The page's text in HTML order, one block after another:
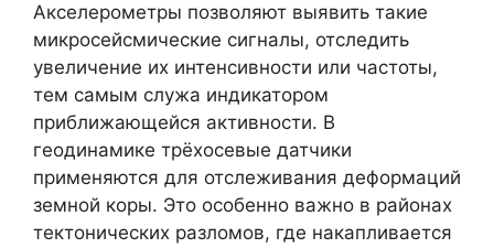
Акселерометры позволяют выявить такие
микросейсмические сигналы, отследить
увеличение их интенсивности или частоты,
тем самым служа индикатором
приближающейся активности. В
геодинамике трёхосевые датчики
применяются для отслеживания деформаций
земной коры. Это особенно важно в районах
тектонических разломов, где накапливается